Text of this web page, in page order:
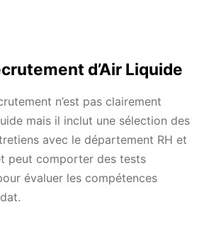
d’Air Liquide
n’est pas clairement
mais il inclut une sélection des
avec le département RH et
peut comporter des tests
évaluer les compétences